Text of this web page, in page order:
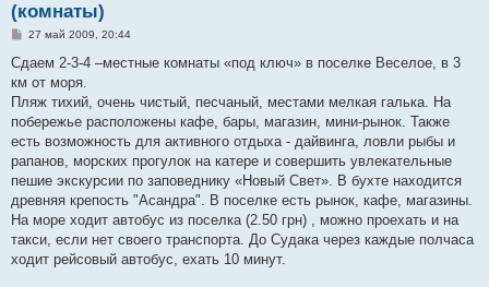
(комнаты)
С
о
б
щ
е
и
е
27 май 2009, 20:44
Сдаем 2-3-4 –местные комнаты «под ключ» в поселке Веселое, в 3
км от моря.
Пляж тихий, очень чистый, песчаный, местами мелкая галька. На
побережье расположены кафе, бары, магазин, мини-рынок. Также
есть возможность для активного отдыха - дайвинга, ловли рыбы и
рапанов, морских прогулок на катере и совершить увлекательные
пешие экскурсии по заповеднику «Новый Свет». В бухте находится
древняя крепость "Асандра". В поселке есть рынок, кафе, магазины.
На море ходит автобус из поселка (2.50 грн) , можно проехать и на
такси, если нет своего транспорта. До Судака через каждые полчаса
ходит рейсовый автобус, ехать 10 минут.